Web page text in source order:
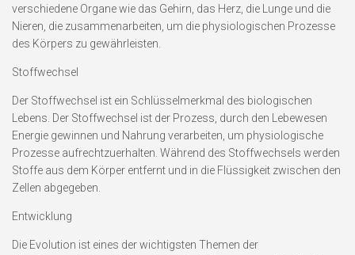
verschiedene Organe wie das Gehirn, das Herz, die Lunge und die
Nieren, die zusammenarbeiten, um die physiologischen Prozesse
des Körpers zu gewährleisten.
Stoffwechsel
Der Stoffwechsel ist ein Schlüsselmerkmal des biologischen
Lebens. Der Stoffwechsel ist der Prozess, durch den Lebewesen
Energie gewinnen und Nahrung verarbeiten, um physiologische
Prozesse aufrechtzuerhalten. Während des Stoffwechsels werden
Stoffe aus dem Körper entfernt und in die Flüssigkeit zwischen den
Zellen abgegeben.
Entwicklung
Die Evolution ist eines der wichtigsten Themen der